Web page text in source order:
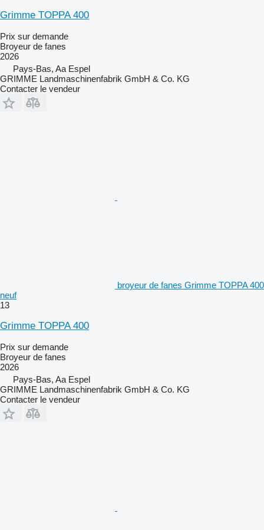
Grimme TOPPA 400
Prix sur demande
Broyeur de fanes
2026
Pays-Bas, Aa Espel
GRIMME Landmaschinenfabrik GmbH & Co. KG
Contacter le vendeur
broyeur de fanes Grimme TOPPA 400
neuf
13
Grimme TOPPA 400
Prix sur demande
Broyeur de fanes
2026
Pays-Bas, Aa Espel
GRIMME Landmaschinenfabrik GmbH & Co. KG
Contacter le vendeur